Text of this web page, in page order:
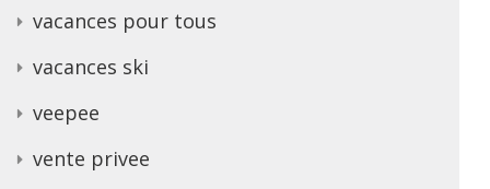
vacances pour tous
vacances ski
veepee
vente privee